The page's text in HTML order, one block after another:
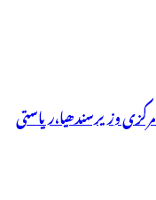
وزیرسندھیا،ریاستی